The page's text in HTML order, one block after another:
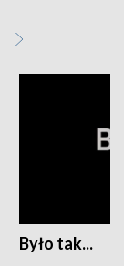
Było tak...